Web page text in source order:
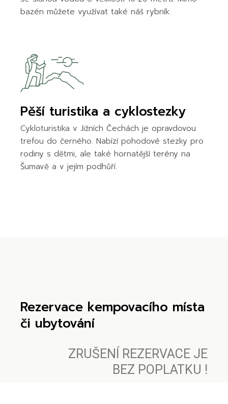
bazén můžete využívat také náš rybník.
Pěší turistika a cyklostezky
Cykloturistika v Jižních Čechách je opravdovou
trefou do černého. Nabízí pohodové stezky pro
rodiny s dětmi, ale také hornatější terény na
Šumavě a v jejím podhůří.
Rezervace kempovacího místa
či ubytování
ZRUŠENÍ REZERVACE JE
BEZ POPLATKU !